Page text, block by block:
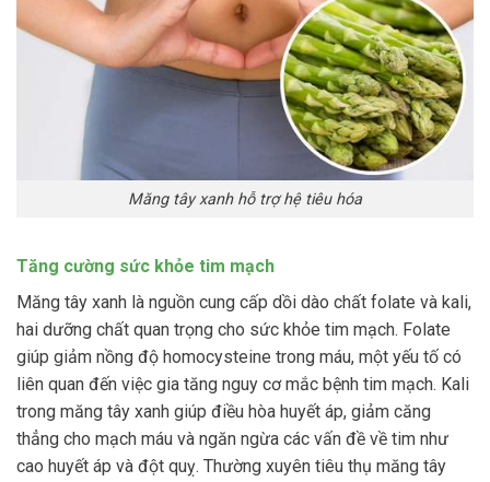
Măng tây xanh hỗ trợ hệ tiêu hóa
Tăng cường sức khỏe tim mạch
Măng tây xanh là nguồn cung cấp dồi dào chất folate và kali,
hai dưỡng chất quan trọng cho sức khỏe tim mạch. Folate
giúp giảm nồng độ homocysteine trong máu, một yếu tố có
liên quan đến việc gia tăng nguy cơ mắc bệnh tim mạch. Kali
trong măng tây xanh giúp điều hòa huyết áp, giảm căng
thẳng cho mạch máu và ngăn ngừa các vấn đề về tim như
cao huyết áp và đột quỵ. Thường xuyên tiêu thụ măng tây